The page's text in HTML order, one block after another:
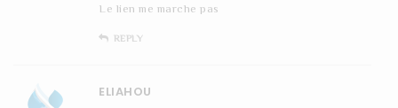
Le lien me marche pas
REPLY
ELIAHOU